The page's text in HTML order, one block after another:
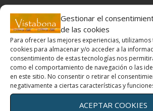
Gestionar el
de las cookies
Para ofrecer las mejores experiencias,
cookies para almacenar y/o acceder a la
consentimiento de estas tecnologías nos
como el comportamiento de navegación o las
en este sitio. No consentir o retirar el
negativamente a ciertas características y
ACEPTAR COOKIES
¿Cómo curan los colores?
Terapias oculares
Movimiento y profundidad, un regalo para